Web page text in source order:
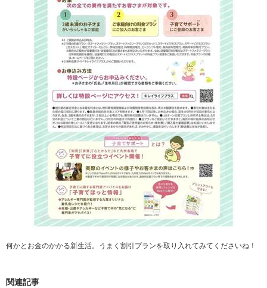
何かとお金のかかる新生活。うまく割引プランを取り入れてみてくださいね！
関連記事